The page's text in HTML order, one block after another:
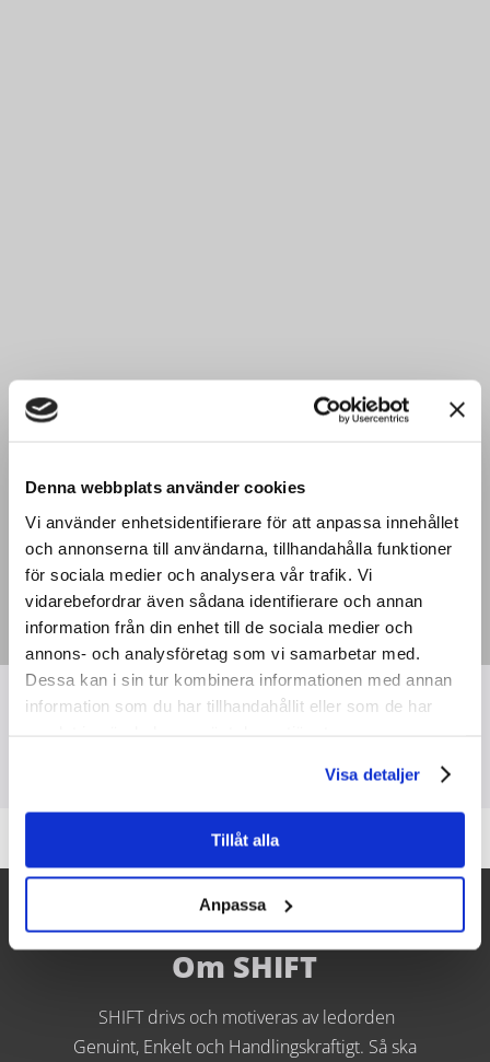
Denna webbplats använder cookies
Vi använder enhetsidentifierare för att anpassa innehållet
och annonserna till användarna, tillhandahålla funktioner
för sociala medier och analysera vår trafik. Vi
vidarebefordrar även sådana identifierare och annan
information från din enhet till de sociala medier och
annons- och analysföretag som vi samarbetar med.
Dessa kan i sin tur kombinera informationen med annan
information som du har tillhandahållit eller som de har
Visa detaljer
Tillåt alla
Anpassa
Om SHIFT
SHIFT drivs och motiveras av ledorden
Genuint, Enkelt och Handlingskraftigt. Så ska